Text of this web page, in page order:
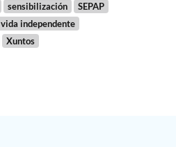
sensibilización
SEPAP
vida independente
Xuntos